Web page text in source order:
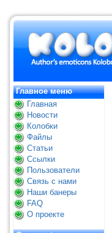
Главное меню
Главная
Новости
Колобки
Файлы
Статьи
Ссылки
Пользователи
Связь с нами
Наши банеры
FAQ
О проекте